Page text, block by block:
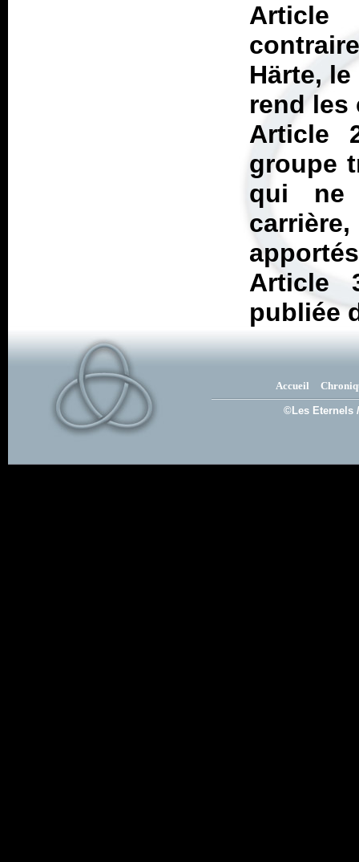
Article
Härte, le
rend les
Article
groupe
qui ne
Article
publiée
Accueil
©Les Eternels